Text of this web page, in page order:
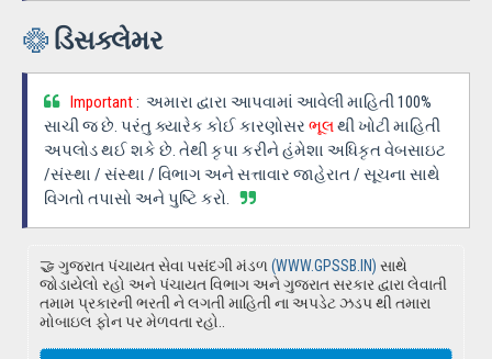
ડિસક્લેમર
Important: અમારા દ્વારા આપવામાં આવેલી માહિતી 100%
સાચી જ છે. પરંતુ ક્યારેક કોઈ કારણોસર ભૂલથી ખોટી માહિતી
અપલોડ થઈ શકે છે. તેથી કૃપા કરીને હંમેશા અધિકૃત વેબસાઇટ
/સંસ્થા / સંસ્થા / વિભાગ અને સત્તાવાર જાહેરાત / સૂચના સાથે
વિગતો તપાસો અને પુષ્ટિ કરો.
🤝 ગુજરાત પંચાયત સેવા પસંદગી મંડળ (WWW.GPSSB.IN) સાથે
જોડાયેલો રહો અને પંચાયત વિભાગ અને ગુજરાત સરકાર દ્વારા લેવાતી
તમામ પ્રકારની ભરતી ને લગતી માહિતી ના અપડેટ ઝડપ થી તમારા
મોબાઇલ ફોન પર મેળવતા રહો..